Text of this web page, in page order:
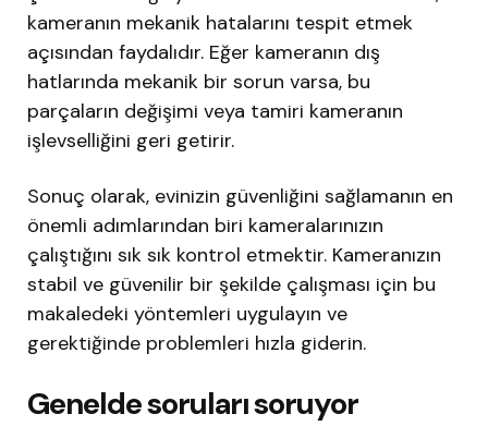
kameranın mekanik hatalarını tespit etmek
açısından faydalıdır. Eğer kameranın dış
hatlarında mekanik bir sorun varsa, bu
parçaların değişimi veya tamiri kameranın
işlevselliğini geri getirir.
Sonuç olarak, evinizin güvenliğini sağlamanın en
önemli adımlarından biri kameralarınızın
çalıştığını sık sık kontrol etmektir. Kameranızın
stabil ve güvenilir bir şekilde çalışması için bu
makaledeki yöntemleri uygulayın ve
gerektiğinde problemleri hızla giderin.
Genelde soruları soruyor